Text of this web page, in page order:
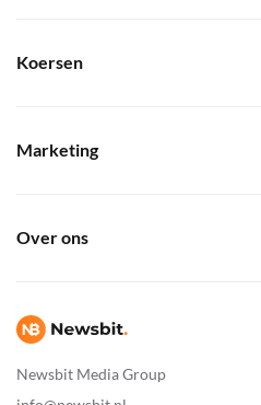
Newsbit Media Group
Koersen
Marketing
Over ons